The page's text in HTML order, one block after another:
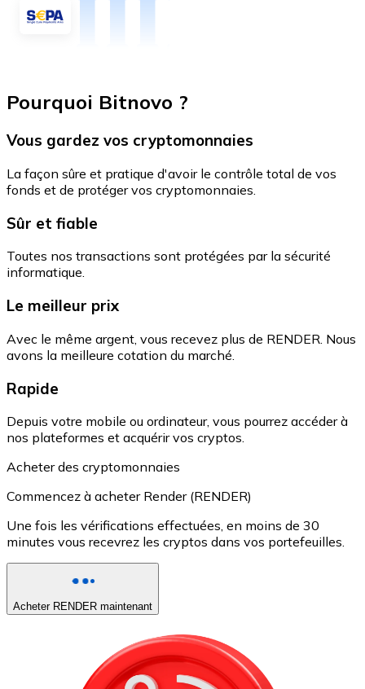
Pourquoi Bitnovo ?
Vous gardez vos cryptomonnaies
La façon sûre et pratique d'avoir le contrôle total de vos
fonds et de protéger vos cryptomonnaies.
Sûr et fiable
Toutes nos transactions sont protégées par la sécurité
informatique.
Le meilleur prix
Avec le même argent, vous recevez plus de RENDER. Nous
avons la meilleure cotation du marché.
Rapide
Depuis votre mobile ou ordinateur, vous pourrez accéder à
nos plateformes et acquérir vos cryptos.
Acheter des cryptomonnaies
Commencez à acheter Render (RENDER)
Une fois les vérifications effectuées, en moins de 30
minutes vous recevrez les cryptos dans vos portefeuilles.
Acheter RENDER maintenant